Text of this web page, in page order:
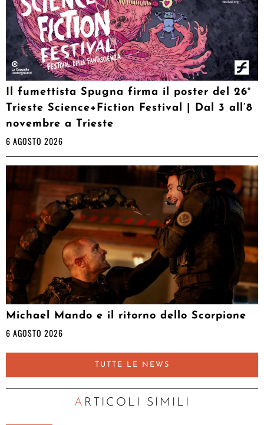
Il fumettista Spugna firma il poster del 26°
Trieste Science+Fiction Festival | Dal 3 all’8
novembre a Trieste
6 AGOSTO 2026
Michael Mando e il ritorno dello Scorpione
6 AGOSTO 2026
TUTTE LE NEWS
ARTICOLI SIMILI